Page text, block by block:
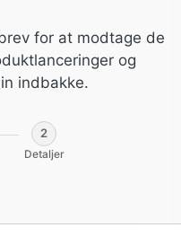
for at modtage de
og
indbakke.
2
Detaljer